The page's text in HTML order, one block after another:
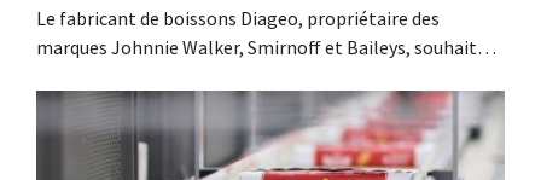
Le fabricant de boissons Diageo, propriétaire des
marques Johnnie Walker, Smirnoff et Baileys, souhaite,
considérablement ses coûts tout en investissant dans la
croissance, notamment pour Guinness et les cocktails
prêts à boire.